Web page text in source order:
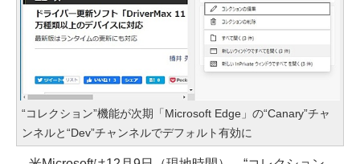
“コレクション”機能が次期「Microsoft Edge」の“Canary”チャ
ンネルと“Dev”チャンネルでデフォルト有効に